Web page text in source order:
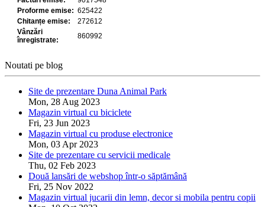
Noutati pe blog
Site de prezentare Duna Animal Park
Mon, 28 Aug 2023
Magazin virtual cu biciclete
Fri, 23 Jun 2023
Magazin virtual cu produse electronice
Mon, 03 Apr 2023
Site de prezentare cu servicii medicale
Thu, 02 Feb 2023
Două lansări de webshop într-o săptămână
Fri, 25 Nov 2022
Magazin virtual jucarii din lemn, decor si mobila pentru copii